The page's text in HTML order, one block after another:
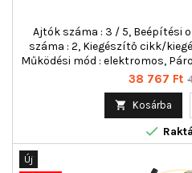
Ajtók száma : 3 / 5, Beépítési
száma : 2, Kiegészítő cikk/
Működési mód : elektromos,
Ár
38 767 Ft
 Kosárba

Új